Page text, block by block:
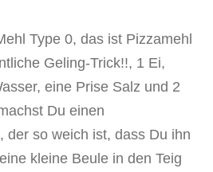
Type 0, das ist Pizzamehl
Geling-Trick!!, 1 Ei,
eine Prise Salz und 2
Du einen
der so weich ist, dass Du ihn
kleine Beule in den Teig